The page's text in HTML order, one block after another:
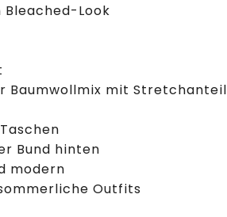
Bleached-Look
Baumwollmix mit Stretchanteil
Bund hinten
modern
Outfits